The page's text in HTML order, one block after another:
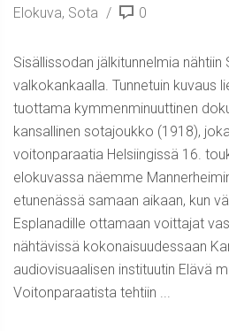
Elokuva, Sota 0
Sisällissodan jälkitunnelmia
valkokankaalla. Tunnetuin kuvaus
tuottama kymmenminuuttinen
kansallinen sotajoukko (1918),
voitonparaatia Helsiingissä 16.
elokuvassa näemme
etunenässä samaan aikaan, kun
Esplanadille ottamaan voittajat
nähtävissä kokonaisuudessaan
audiovisuaalisen instituutin Elävä
Voitonparaatista tehtiin ...